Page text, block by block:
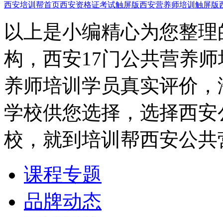
西安培训帮首页西安资格证考试触屏版西安营养师培训触屏版
以上是小编精心为您整
构，西安17门公共营养
养师培训学员真实评价
学校供您选择，选择西
校，就到培训帮西安公
课程专题
品牌动态